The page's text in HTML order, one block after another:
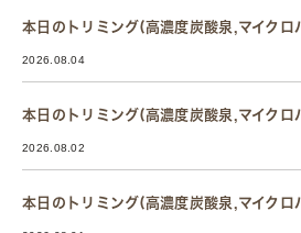
本日のトリミング(高濃度炭酸泉,マイクロ
2026.08.04
本日のトリミング(高濃度炭酸泉,マイクロ
2026.08.02
本日のトリミング(高濃度炭酸泉,マイクロ